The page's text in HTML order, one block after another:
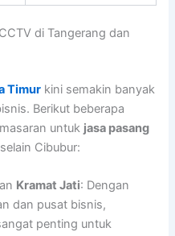
di Tangerang dan
Timur kini semakin banyak
Berikut beberapa
untuk jasa pasang
Cibubur:
Kramat Jati: Dengan
dan pusat bisnis,
penting untuk